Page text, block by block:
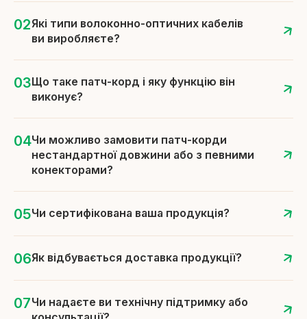
Які типи волоконно-оптичних кабелів
ви виробляєте?
Що таке патч-корд і яку функцію він
виконує?
Чи можливо замовити патч-корди
нестандартної довжини або з певними
конекторами?
Чи сертифікована ваша продукція?
Як відбувається доставка продукції?
Чи надаєте ви технічну підтримку або